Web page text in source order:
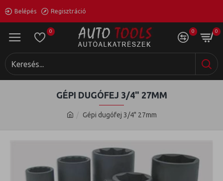
Belépés Regisztráció
0 0 0
Gépi dugófej 3/4" 27mm
GÉPI DUGÓFEJ 3/4" 27MM